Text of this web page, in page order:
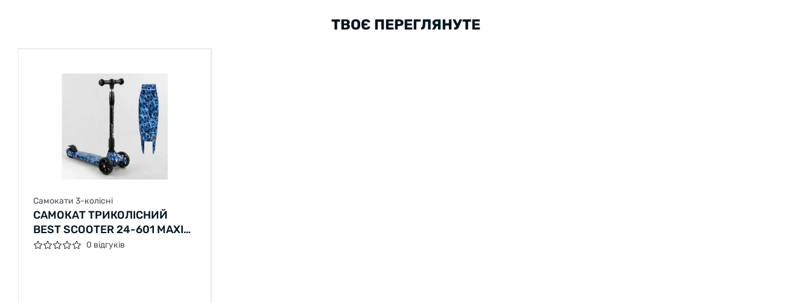
ТВОЄ ПЕРЕГЛЯНУТЕ
Самокати 3-колісні
САМОКАТ ТРИКОЛІСНИЙ
BEST SCOOTER 24-601 MAXI
СКЛАДАНЕ АЛЮМІНІЄВЕ
0 відгуків